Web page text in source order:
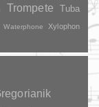
Trompete
Tuba
Waterphone
Xylophon